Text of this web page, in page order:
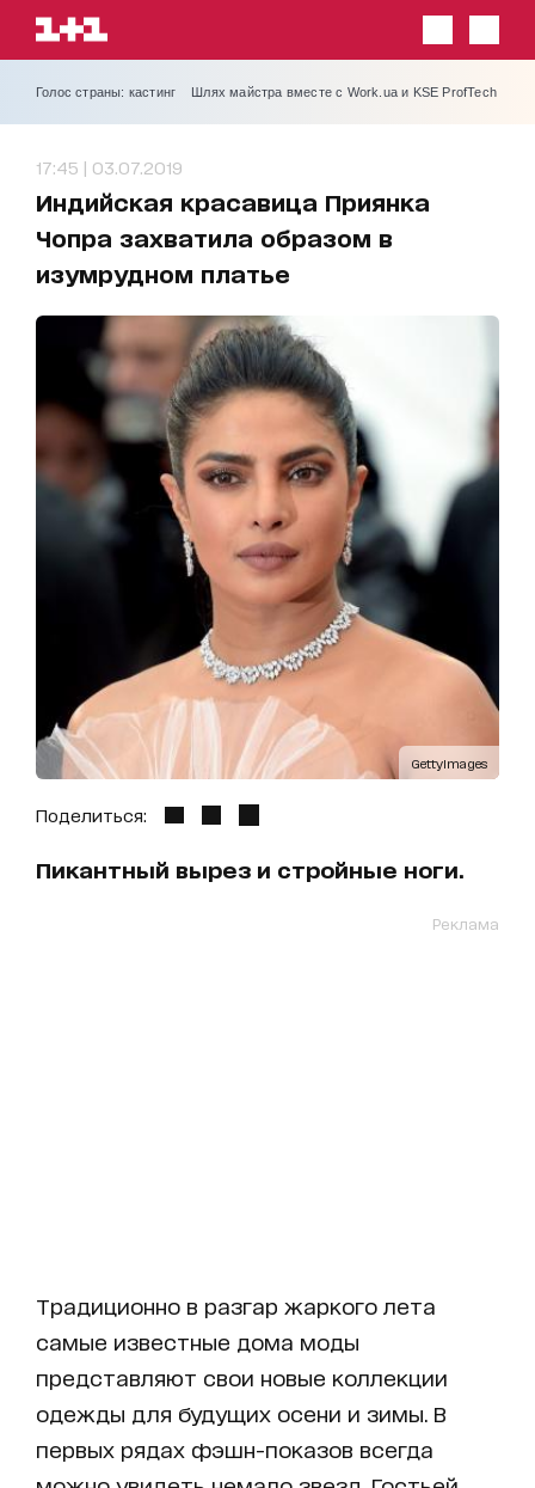
Голос страны: кастинг Шлях майстра вместе с Work.ua и KSE ProfTech
17:45 | 03.07.2019
Индийская красавица Приянка
Чопра захватила образом в
изумрудном платье
GettyImages
Поделиться:
Пикантный вырез и стройные ноги.
Реклама
Традиционно в разгар жаркого лета
самые известные дома моды
представляют свои новые коллекции
одежды для будущих осени и зимы. В
первых рядах фэшн-показов всегда